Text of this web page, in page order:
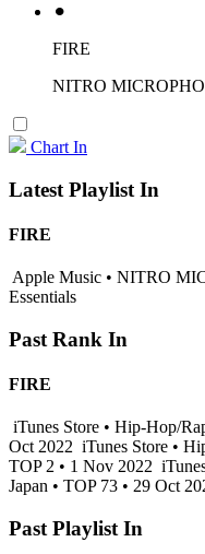
⚫︎
FIRE
NITRO
Chart In
Latest Playlist In
FIRE
Apple Music • NITRO
Essentials
Past Rank In
FIRE
iTunes Store • Hip-Hop/
Oct 2022 iTunes Store •
TOP 2 • 1 Nov 2022
Japan • TOP 73 • 29 Oct
Past Playlist In